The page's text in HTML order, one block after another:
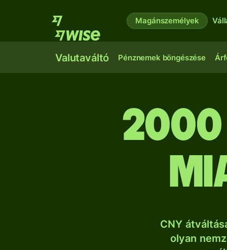
Magánszemélyek
Valutaváltó Pénznemek böngészése
CNY
olyan